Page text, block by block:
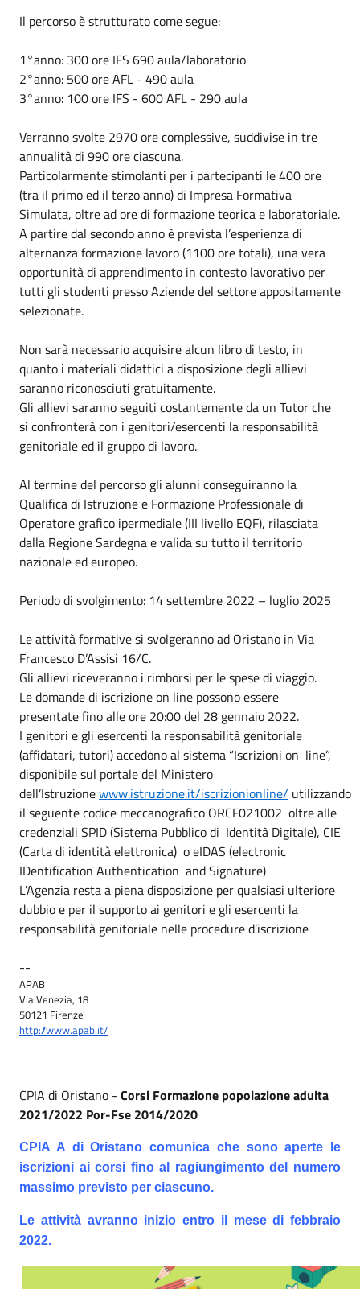
Il percorso è strutturato come segue:
1°anno: 300 ore IFS 690 aula/laboratorio
2°anno: 500 ore AFL - 490 aula
3°anno: 100 ore IFS - 600 AFL - 290 aula
Verranno svolte 2970 ore complessive, suddivise in tre
annualità di 990 ore ciascuna.
Particolarmente stimolanti per i partecipanti le 400 ore
(tra il primo ed il terzo anno) di Impresa Formativa
Simulata, oltre ad ore di formazione teorica e laboratoriale.
A partire dal secondo anno è prevista l’esperienza di
alternanza formazione lavoro (1100 ore totali), una vera
opportunità di apprendimento in contesto lavorativo per
tutti gli studenti presso Aziende del settore appositamente
selezionate.
Non sarà necessario acquisire alcun libro di testo, in
quanto i materiali didattici a disposizione degli allievi
saranno riconosciuti gratuitamente.
Gli allievi saranno seguiti costantemente da un Tutor che
si confronterà con i genitori/esercenti la responsabilità
genitoriale ed il gruppo di lavoro.
Al termine del percorso gli alunni conseguiranno la
Qualifica di Istruzione e Formazione Professionale di
Operatore grafico ipermediale (III livello EQF), rilasciata
dalla Regione Sardegna e valida su tutto il territorio
nazionale ed europeo.
Periodo di svolgimento: 14 settembre 2022 – luglio 2025
Le attività formative si svolgeranno ad Oristano in Via
Francesco D’Assisi 16/C.
Gli allievi riceveranno i rimborsi per le spese di viaggio.
Le domande di iscrizione on line possono essere
presentate fino alle ore 20:00 del 28 gennaio 2022.
I genitori e gli esercenti la responsabilità genitoriale
(affidatari, tutori) accedono al sistema “Iscrizioni on line”,
disponibile sul portale del Ministero
dell’Istruzionewww.istruzione.it/iscrizionionline/ utilizzando
il seguente codice meccanografico ORCF021002 oltre alle
credenziali SPID (Sistema Pubblico di Identità Digitale), CIE
(Carta di identità elettronica) o eIDAS (electronic
IDentification Authentication and Signature)
L’Agenzia resta a piena disposizione per qualsiasi ulteriore
dubbio e per il supporto ai genitori e gli esercenti la
responsabilità genitoriale nelle procedure d’iscrizione
--
APAB
Via Venezia, 18
50121 Firenze
http://www.apab.it/
CPIA di Oristano - Corsi Formazione popolazione adulta
2021/2022 Por-Fse 2014/2020
CPIA A di Oristano comunica che sono aperte le
iscrizioni ai corsi fino al ragiungimento del numero
massimo previsto per ciascuno.
Le attività avranno inizio entro il mese di febbraio
2022.